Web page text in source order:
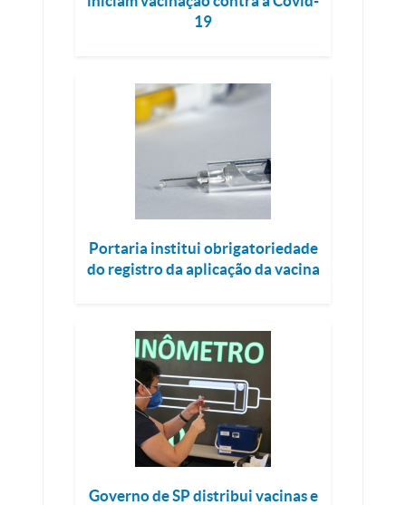
19
Portaria institui obrigatoriedade
do registro da aplicação da vacina
Governo de SP distribui vacinas e